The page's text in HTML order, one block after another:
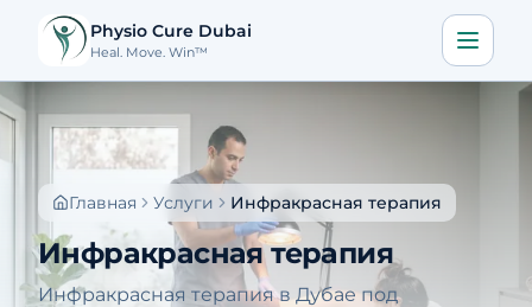
Physio Cure Dubai
Heal. Move. Win™
Услуги
О нас
Блог
Главная Услуги Инфракрасная терапия
Инфракрасная терапия
Инфракрасная терапия в Дубае под